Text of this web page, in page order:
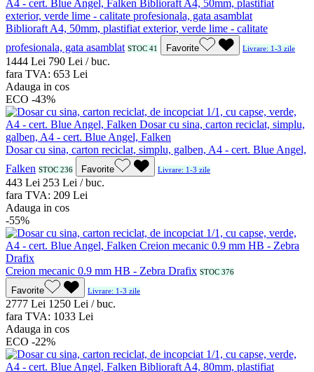
Biblioraft A4, 50mm, plastifiat exterior, verde lime - calitate
profesionala, gata asamblat STOC 41 Favorite Livrare: 1-3 zile
1444 Lei 790 Lei / buc.
fara TVA: 653 Lei
Adauga in cos
ECO -43%
Dosar cu sina, carton reciclat, simplu, galben, A4 - cert. Blue Angel,
Falken STOC 236 Favorite Livrare: 1-3 zile
443 Lei 253 Lei / buc.
fara TVA: 209 Lei
Adauga in cos
-55%
Creion mecanic 0.9 mm HB - Zebra Drafix STOC 376
Favorite Livrare: 1-3 zile
2777 Lei 1250 Lei / buc.
fara TVA: 1033 Lei
Adauga in cos
ECO -22%